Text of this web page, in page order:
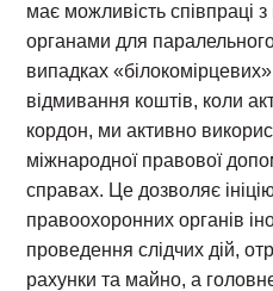
має можливість співпраці
органами для
випадках
відмивання коштів, коли
кордон, ми активно
міжнародної правової
справах. Це дозволяє
правоохоронних органів
проведення слідчих дій,
рахунки та майно, а